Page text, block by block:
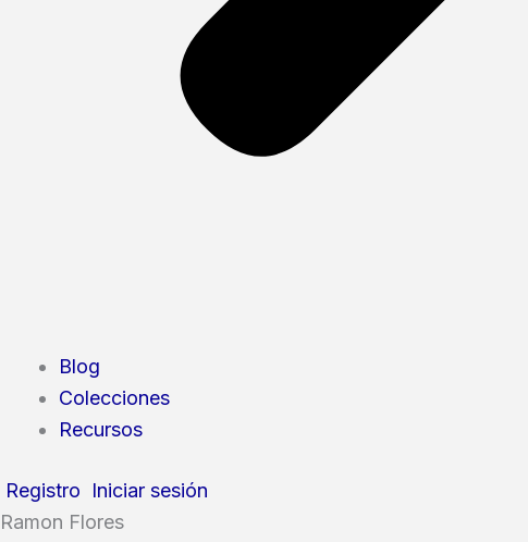
Blog
Colecciones
Recursos
Registro
Iniciar sesión
Ramon Flores